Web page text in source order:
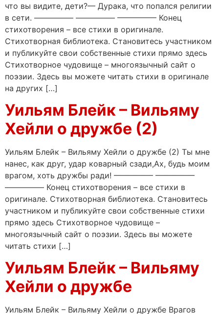
что вы видите, дети?— Дурака, что попался религии
в сети. ————— ————— ————— Конец
стихотворения – все стихи в оригинале.
Стихотворная библиотека. Становитесь участником
и публикуйте свои собственные стихи прямо здесь
Стихотворное чудовище – многоязычный сайт о
поэзии. Здесь вы можете читать стихи в оригинале
на других […]
Уильям Блейк – Вильяму
Хейли о дружбе (2)
Уильям Блейк – Вильяму Хейли о дружбе (2) Ты мне
нанес, как друг, удар коварный сзади,Ах, будь моим
врагом, хоть дружбы ради! ————— —————
————— Конец стихотворения – все стихи в
оригинале. Стихотворная библиотека. Становитесь
участником и публикуйте свои собственные стихи
прямо здесь Стихотворное чудовище –
многоязычный сайт о поэзии. Здесь вы можете
читать стихи […]
Уильям Блейк – Вильяму
Хейли о дружбе
Уильям Блейк – Вильяму Хейли о дружбе Врагов